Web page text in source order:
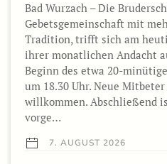
Bad Wurzach – Die
Gebetsgemeinschaft mit
Tradition, trifft sich am
ihrer monatlichen Andacht
Beginn des etwa 20-
um 18.30 Uhr. Neue
willkommen. Abschließend
vorge…
7. AUGUST 2026